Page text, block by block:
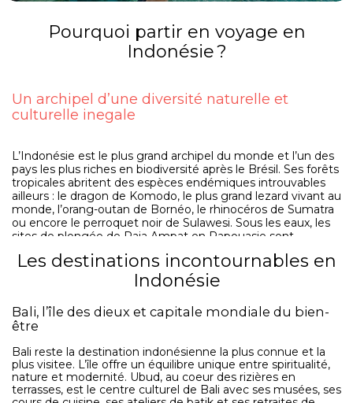
Pourquoi partir en voyage en
Indonésie ?
Un archipel d’une diversité naturelle et
culturelle inegale
L’Indonésie est le plus grand archipel du monde et l’un des
pays les plus riches en biodiversité après le Brésil. Ses forêts
tropicales abritent des espèces endémiques introuvables
ailleurs : le dragon de Komodo, le plus grand lezard vivant au
monde, l’orang-outan de Bornéo, le rhinocéros de Sumatra
ou encore le perroquet noir de Sulawesi. Sous les eaux, les
sites de plongée de Raja Ampat en Papouasie sont
la planète. Cette richesse naturelle exceptionnelle en fait
une destination de rêve pour les amoureux de la nature, de
la plongée et de l’aventure.
Une spiritualité et une culture qui marquent
pour toujours
L’Indonésie est habitee par plus de 270 millions de
personnes réparties entre des dizaines de groupes
ethniques aux traditions radicalement différentes. Bali, seul
bastion hindou dans un pays majoritairement musulman,
Les destinations incontournables en
Indonésie
Bali, l’île des dieux et capitale mondiale du bien-
être
Bali reste la destination indonésienne la plus connue et la
plus visitee. L’île offre un équilibre unique entre spiritualité,
nature et modernité. Ubud, au coeur des rizières en
terrasses, est le centre culturel de Bali avec ses musées, ses